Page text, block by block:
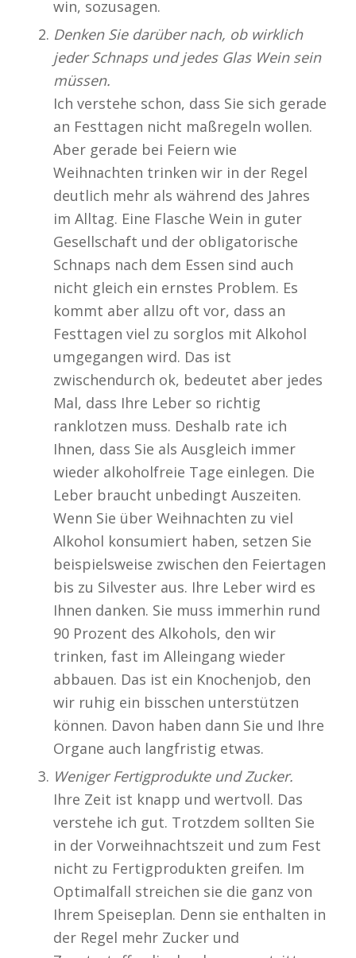
win, sozusagen.
Denken Sie darüber nach, ob wirklich
jeder Schnaps und jedes Glas Wein sein
müssen.
Ich verstehe schon, dass Sie sich gerade
an Festtagen nicht maßregeln wollen.
Aber gerade bei Feiern wie
Weihnachten trinken wir in der Regel
deutlich mehr als während des Jahres
im Alltag. Eine Flasche Wein in guter
Gesellschaft und der obligatorische
Schnaps nach dem Essen sind auch
nicht gleich ein ernstes Problem. Es
kommt aber allzu oft vor, dass an
Festtagen viel zu sorglos mit Alkohol
umgegangen wird. Das ist
zwischendurch ok, bedeutet aber jedes
Mal, dass Ihre Leber so richtig
ranklotzen muss. Deshalb rate ich
Ihnen, dass Sie als Ausgleich immer
wieder alkoholfreie Tage einlegen. Die
Leber braucht unbedingt Auszeiten.
Wenn Sie über Weihnachten zu viel
Alkohol konsumiert haben, setzen Sie
beispielsweise zwischen den Feiertagen
bis zu Silvester aus. Ihre Leber wird es
Ihnen danken. Sie muss immerhin rund
90 Prozent des Alkohols, den wir
trinken, fast im Alleingang wieder
abbauen. Das ist ein Knochenjob, den
wir ruhig ein bisschen unterstützen
können. Davon haben dann Sie und Ihre
Organe auch langfristig etwas.
Weniger Fertigprodukte und Zucker.
Ihre Zeit ist knapp und wertvoll. Das
verstehe ich gut. Trotzdem sollten Sie
in der Vorweihnachtszeit und zum Fest
nicht zu Fertigprodukten greifen. Im
Optimalfall streichen sie die ganz von
Ihrem Speiseplan. Denn sie enthalten in
der Regel mehr Zucker und